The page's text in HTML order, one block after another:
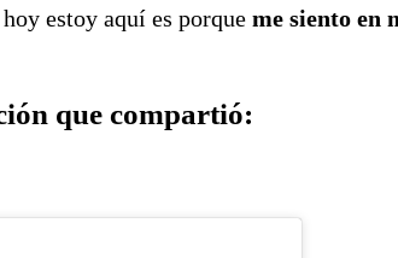
estoy aquí es porque me siento en
que compartió: